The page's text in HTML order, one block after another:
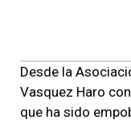
Desde la
Vasquez Haro
que ha sido